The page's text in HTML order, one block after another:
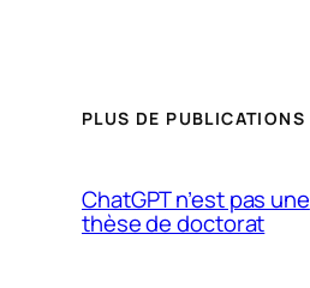
PLUS DE PUBLICATIONS
ChatGPT n’est pas une
thèse de doctorat